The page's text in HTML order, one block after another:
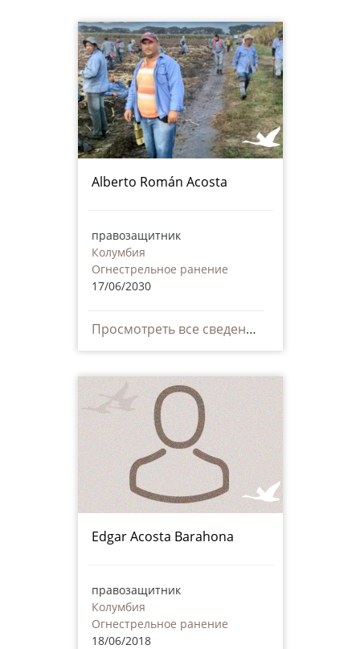
Alberto Román Acosta
правозащитник
Колумбия
Огнестрельное ранение
17/06/2030
Просмотреть все сведения
Edgar Acosta Barahona
правозащитник
Колумбия
Огнестрельное ранение
18/06/2018